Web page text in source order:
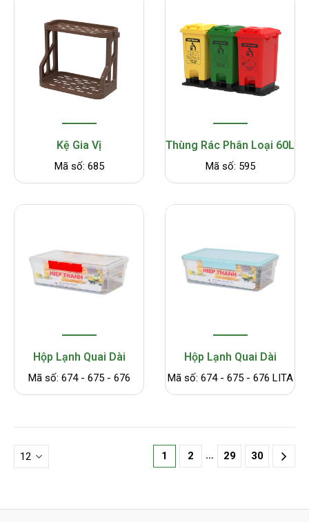
Kệ Gia Vị
Mã số: 685
Thùng Rác Phân Loại 60L
Mã số: 595
Hộp Lạnh Quai Dài
Mã số: 674 - 675 - 676
Hộp Lạnh Quai Dài
Mã số: 674 - 675 - 676 LITA
1 2 … 29 30